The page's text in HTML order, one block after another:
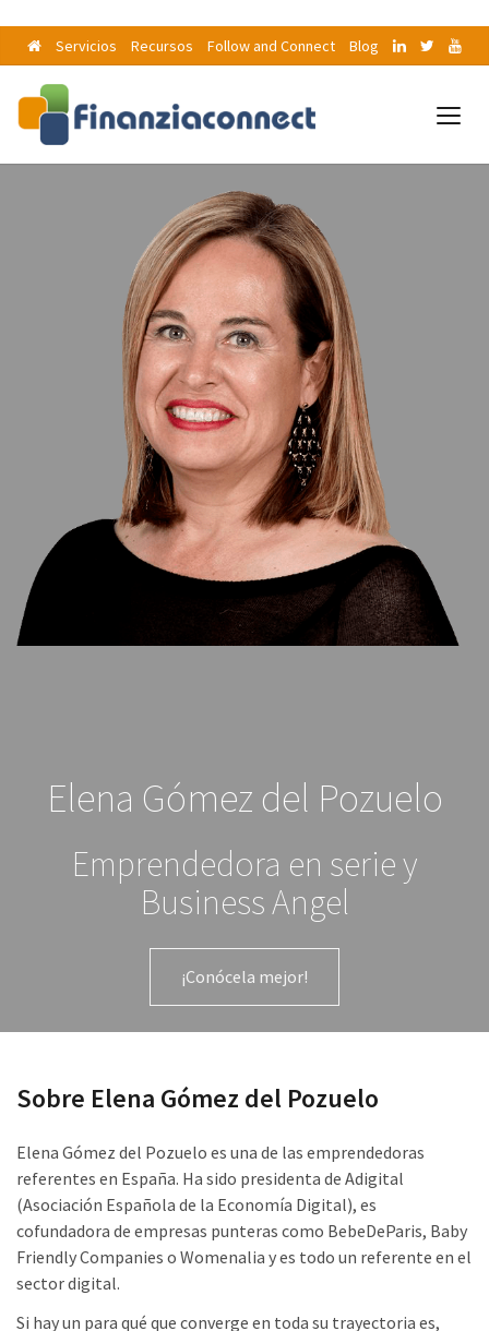
Servicios Recursos Follow and Connect Blog
Elena Gómez del Pozuelo
Emprendedora en serie y
Business Angel
¡Conócela mejor!
Sobre Elena Gómez del Pozuelo
Elena Gómez del Pozuelo es una de las emprendedoras
referentes en España. Ha sido presidenta de Adigital
(Asociación Española de la Economía Digital), es
cofundadora de empresas punteras como BebeDeParis, Baby
Friendly Companies o Womenalia y es todo un referente en el
sector digital.
Si hay un para qué que converge en toda su trayectoria es,